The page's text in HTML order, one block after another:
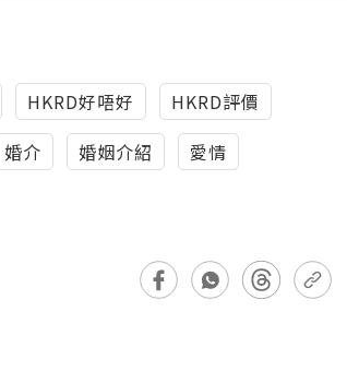
HKRD好唔好
HKRD評價
婚介 婚姻介紹
愛情